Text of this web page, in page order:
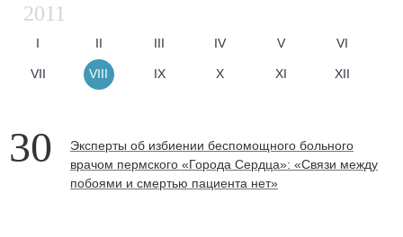
2011
I II III IV V VI
VII VIII IX X XI XII
30
Эксперты об избиении беспомощного больного
врачом пермского «Города Сердца»: «Связи между
побоями и смертью пациента нет»